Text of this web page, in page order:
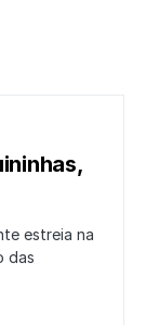
estreia na
das